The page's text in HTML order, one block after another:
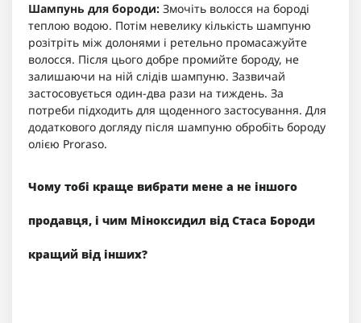
Шампунь для бороди: Змочіть волосся на бороді
теплою водою. Потім невелику кількість шампуню
розітріть між долонями і ретельно промасажуйте
волосся. Після цього добре промийте бороду, не
залишаючи на ній слідів шампуню. Зазвичай
застосовується один-два рази на тиждень. За
потреби підходить для щоденного застосування. Для
додаткового догляду після шампуню обробіть бороду
олією Proraso.
Чому тобі краще вибрати мене а не іншого
продавця, і чим Міноксидил від Стаса Бороди
кращий від інших?